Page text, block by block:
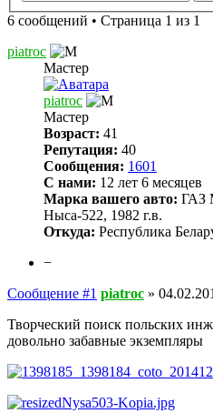
6 сообщений • Страница 1 из 1
piatroc
Мастер
piatroc
Мастер
Возраст: 41
Репутация: 40
Сообщения: 1601
С нами: 12 лет 6 месяцев
Марка вашего авто: ГАЗ
Ныса-522, 1982 г.в.
Откуда: Республика
−
Сообщение #1 piatroc »
Творческий поиск польских
довольно забавные экземпляры